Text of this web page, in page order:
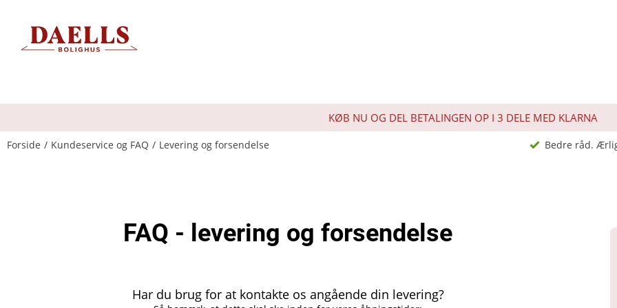
KØB NU OG DEL BETALINGEN OP I 3 DELE MED KLARNA
Forside Kundeservice og FAQ Levering og forsendelse Bedre råd.
FAQ - levering og forsendelse
Har du brug for at kontakte os angående din levering?